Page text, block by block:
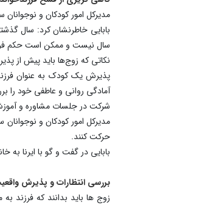
مدیرکل امور کودکان و
سال نیست و ممکن است حکم
نکاتی که زوج‌ها باید پیش از
پذیرش یک کودک به عنوان
آمادگی روانی و عاطفی خود را
شرکت در جلسات مشاوره و
مدیرکل امور کودکان و
حرکت کنند.
بابایی در گفت و گو با ایرنا به
بررسی انتظارات و پذیرش
زوج ها باید بدانند که فرزند